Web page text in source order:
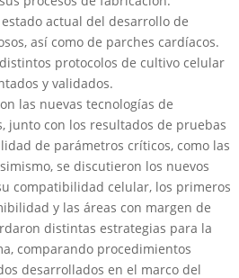
estado actual del desarrollo de
así como de parches cardíacos.
protocolos de cultivo celular
y validados.
las nuevas tecnologías de
junto con los resultados de pruebas
de parámetros críticos, como las
se discutieron los nuevos
compatibilidad celular, los primeros
y las áreas con margen de
distintas estrategias para la
comparando procedimientos
desarrollados en el marco del